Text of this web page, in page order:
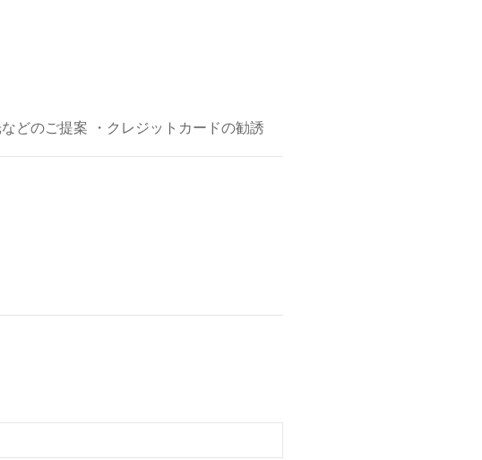
どのご提案 ・クレジットカードの勧誘